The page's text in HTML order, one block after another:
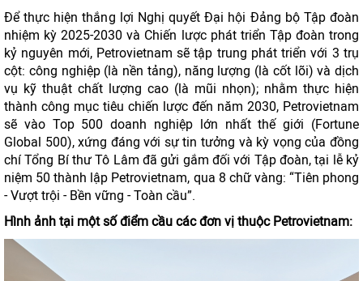
Để thực hiện thắng lợi Nghị quyết Đại hội Đảng bộ Tập đoàn
nhiệm kỳ 2025-2030 và Chiến lược phát triển Tập đoàn trong
kỷ nguyên mới, Petrovietnam sẽ tập trung phát triển với 3 trụ
cột: công nghiệp (là nền tảng), năng lượng (là cốt lõi) và dịch
vụ kỹ thuật chất lượng cao (là mũi nhọn); nhằm thực hiện
thành công mục tiêu chiến lược đến năm 2030, Petrovietnam
sẽ vào Top 500 doanh nghiệp lớn nhất thế giới (Fortune
Global 500), xứng đáng với sự tin tưởng và kỳ vọng của đồng
chí Tổng Bí thư Tô Lâm đã gửi gắm đối với Tập đoàn, tại lễ kỷ
niệm 50 thành lập Petrovietnam, qua 8 chữ vàng: “Tiên phong
- Vượt trội - Bền vững - Toàn cầu”.
Hình ảnh tại một số điểm cầu các đơn vị thuộc Petrovietnam: